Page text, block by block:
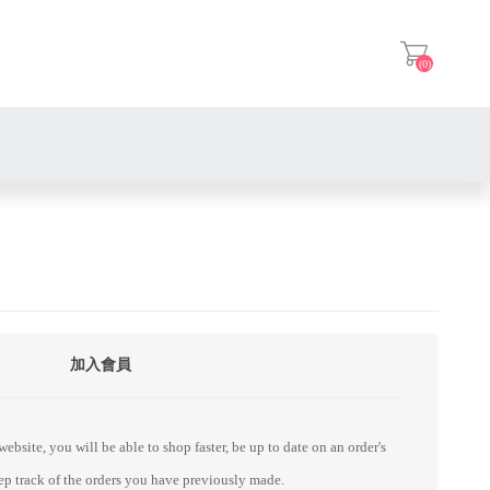
(0)
加入會員
you will be able to shop faster, be up to date on an order's
track of the orders you have previously made.